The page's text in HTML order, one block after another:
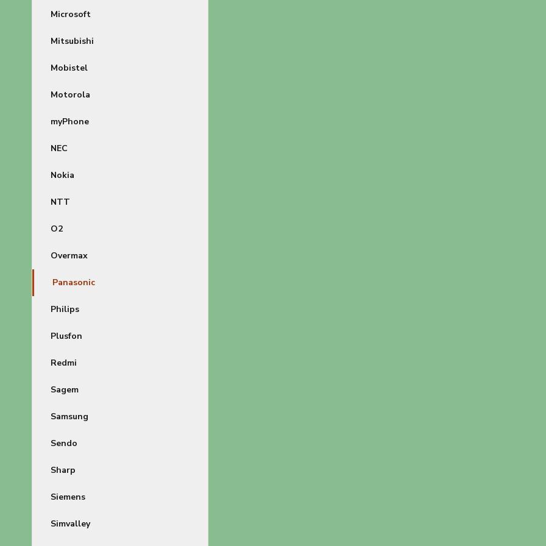
Microsoft
Mitsubishi
Mobistel
Motorola
myPhone
NEC
Nokia
NTT
O2
Overmax
Panasonic
Philips
Plusfon
Redmi
Sagem
Samsung
Sendo
Sharp
Siemens
Simvalley